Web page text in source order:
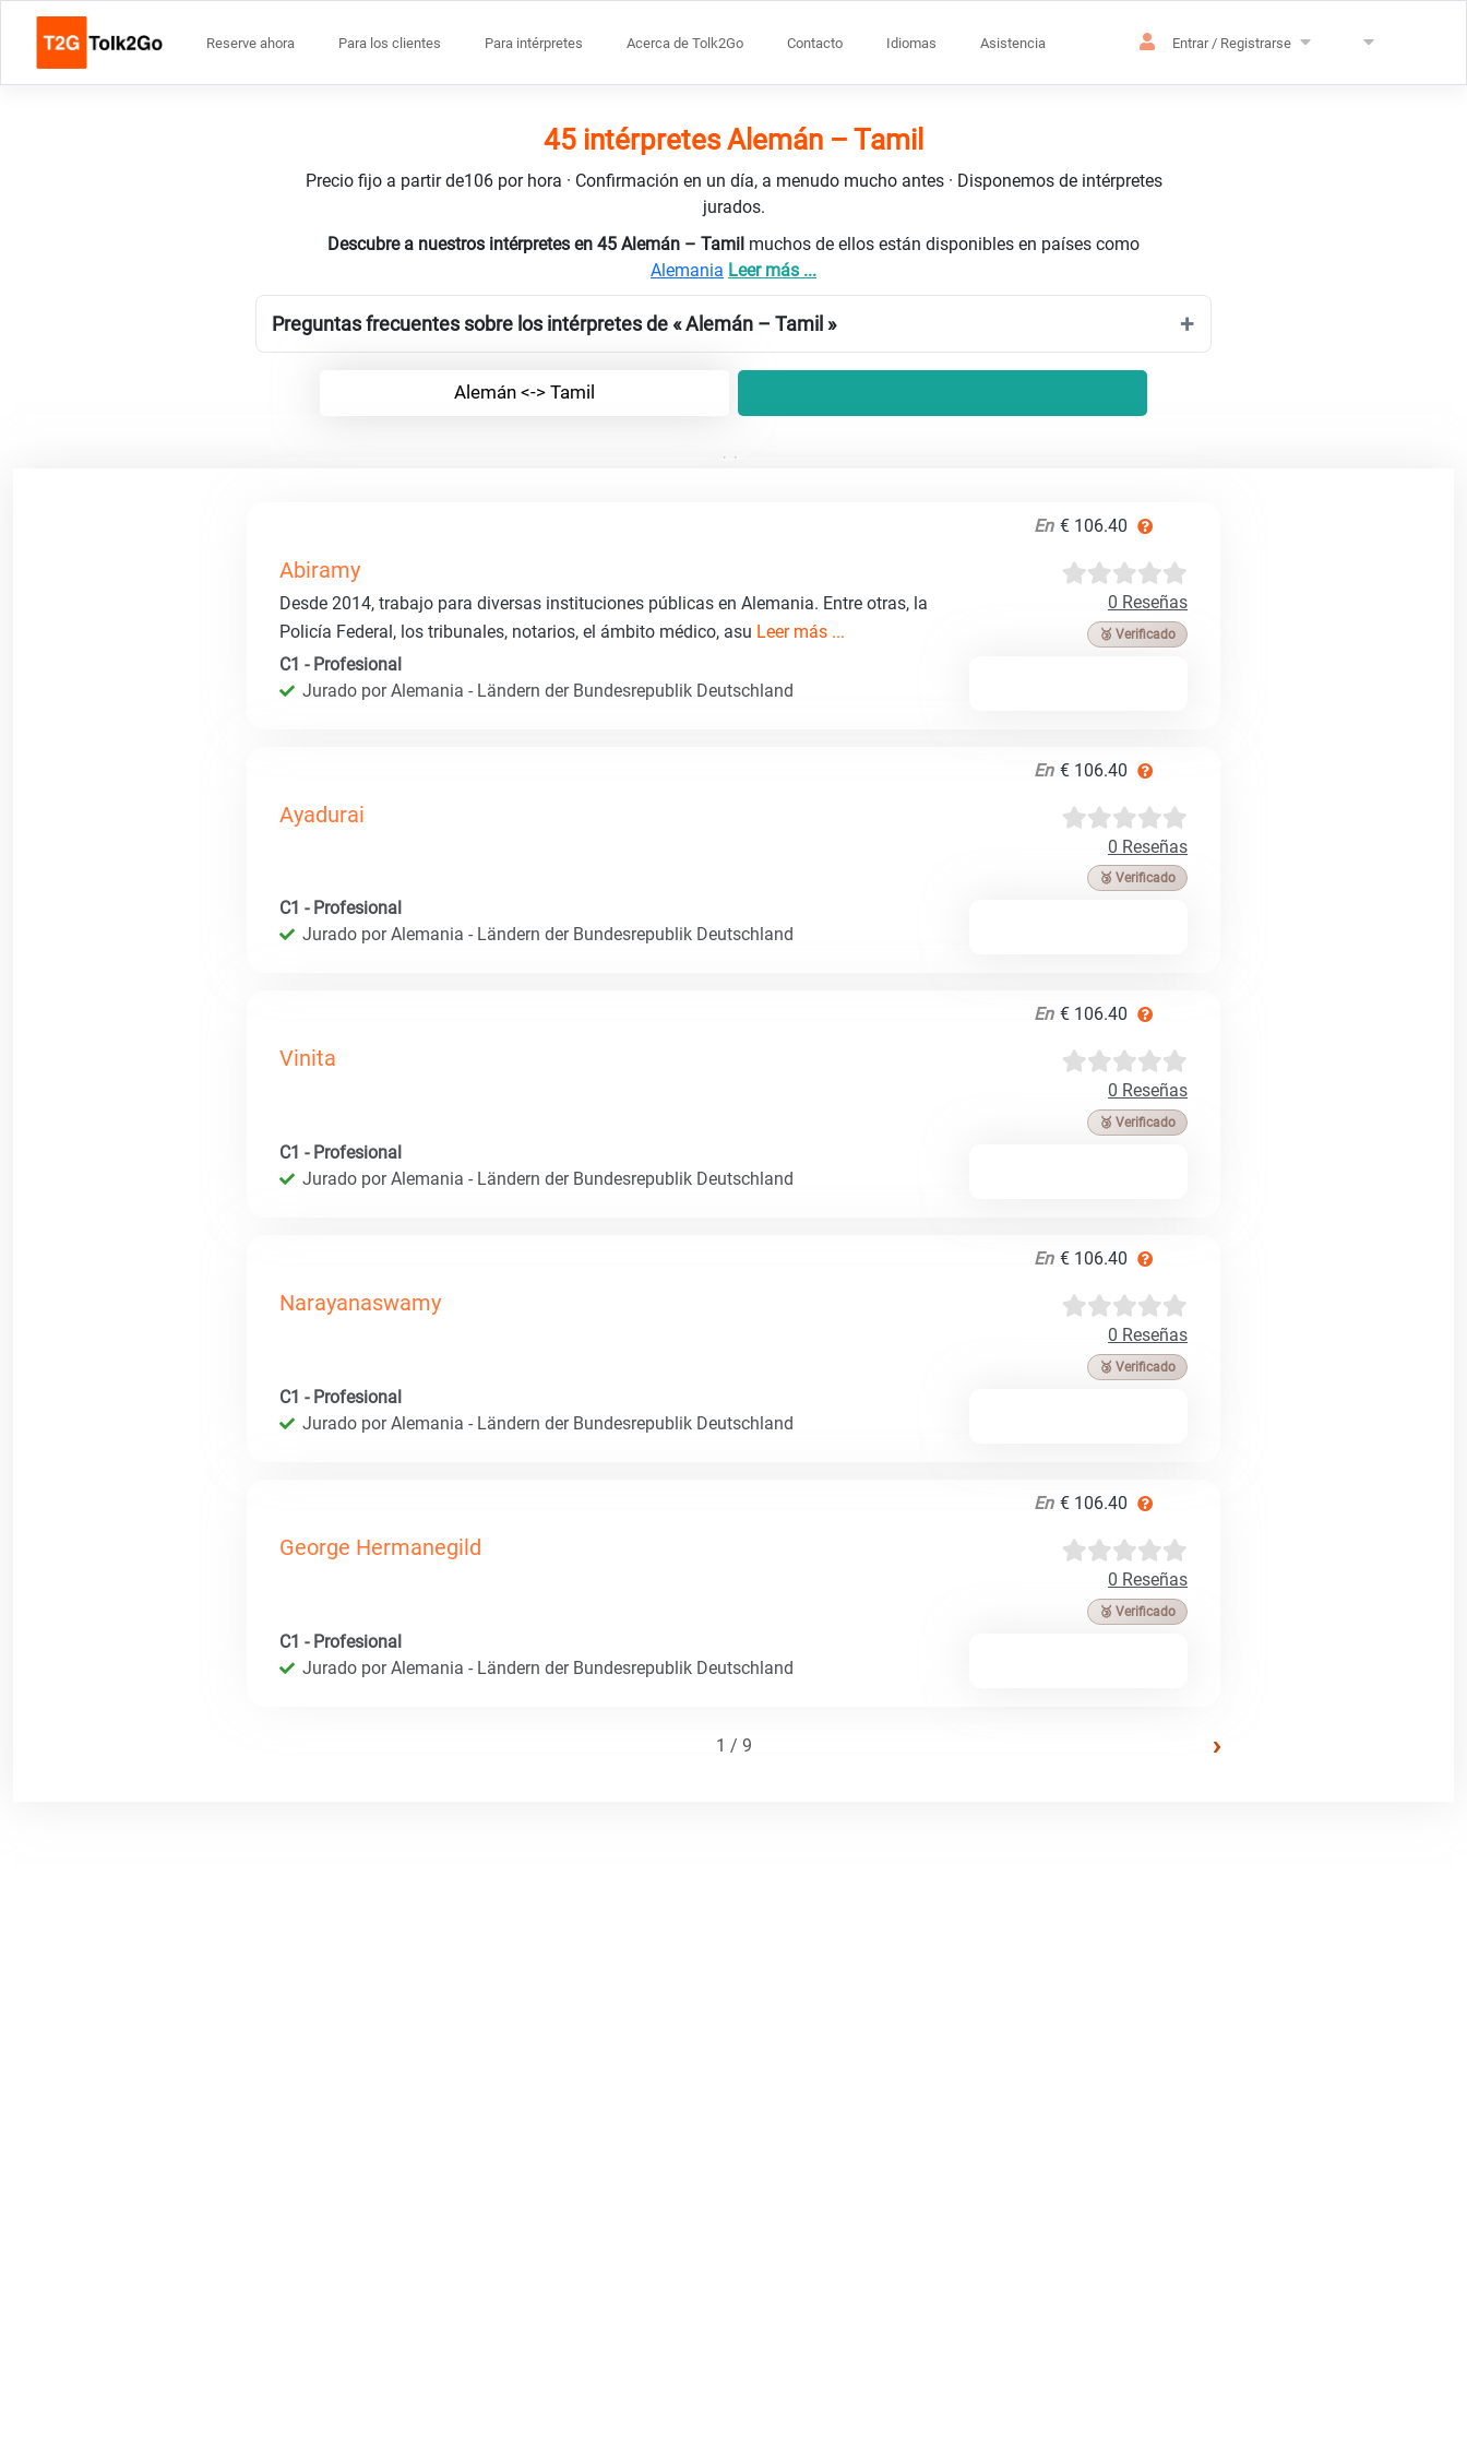
Reserve ahora Para los clientes Para intérpretes Acerca de Tolk2Go Contacto Idiomas Asistencia Entrar / Registrarse
45 intérpretes Alemán – Tamil
Precio fijo a partir de106 por hora · Confirmación en un día, a menudo mucho antes · Disponemos de intérpretes
jurados.
Descubre a nuestros intérpretes en 45 Alemán – Tamil muchos de ellos están disponibles en países como
Alemania Leer más ...
Preguntas frecuentes sobre los intérpretes de « Alemán – Tamil »
Alemán <-> Tamil
En € 106.40
Abiramy
0 Reseñas
🥉 Verificado
Desde 2014, trabajo para diversas instituciones públicas en Alemania. Entre otras, la
Policía Federal, los tribunales, notarios, el ámbito médico, asu Leer más ...
C1 - Profesional
Jurado por Alemania - Ländern der Bundesrepublik Deutschland
En € 106.40
Ayadurai
0 Reseñas
🥉 Verificado
C1 - Profesional
Jurado por Alemania - Ländern der Bundesrepublik Deutschland
En € 106.40
Vinita
0 Reseñas
🥉 Verificado
C1 - Profesional
Jurado por Alemania - Ländern der Bundesrepublik Deutschland
En € 106.40
Narayanaswamy
0 Reseñas
🥉 Verificado
C1 - Profesional
Jurado por Alemania - Ländern der Bundesrepublik Deutschland
En € 106.40
George Hermanegild
0 Reseñas
🥉 Verificado
C1 - Profesional
Jurado por Alemania - Ländern der Bundesrepublik Deutschland
1 / 9 ›